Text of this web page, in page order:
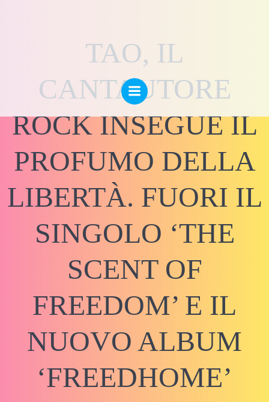
TAO, IL
CANTAUTORE
ROCK INSEGUE IL
PROFUMO DELLA
LIBERTÀ. FUORI IL
SINGOLO ‘THE
SCENT OF
FREEDOM’ E IL
NUOVO ALBUM
‘FREEDHOME’